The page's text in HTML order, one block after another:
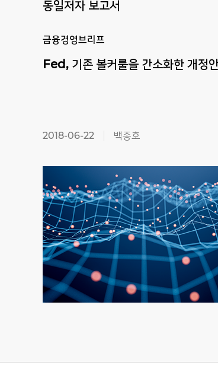
동일저자 보고서
금융경영브리프
Fed, 기존 볼커룰을 간소화한 개정
2018-06-22 백종호